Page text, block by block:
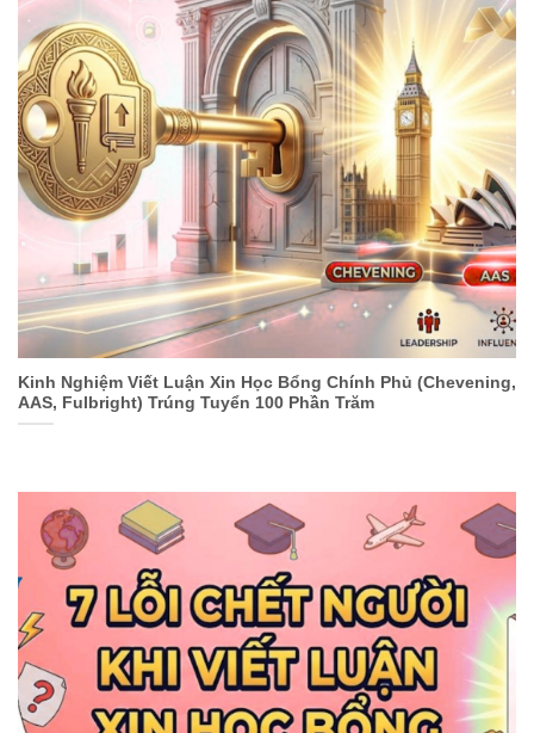
Kinh Nghiệm Viết Luận Xin Học Bổng Chính Phủ (Chevening,
AAS, Fulbright) Trúng Tuyển 100 Phần Trăm